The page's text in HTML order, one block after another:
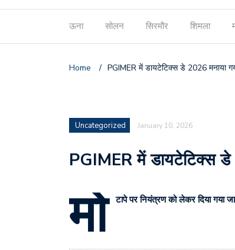
ऊना सोलन सिरमौर शिमला
Home / PGIMER में डायटेटिक्स डे 2026 मनाया
Uncategorized January 10, 2026
PGIMER में डायटेटिक्स डे
मो टापे पर नियंत्रण को लेकर दिया गया